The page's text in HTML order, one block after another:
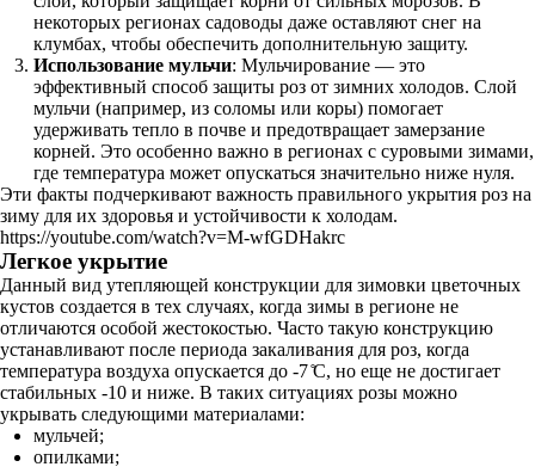
некоторых регионах садоводы даже оставляют снег на
клумбах, чтобы обеспечить дополнительную защиту.
Использование мульчи: Мульчирование — это
эффективный способ защиты роз от зимних холодов. Слой
мульчи (например, из соломы или коры) помогает
удерживать тепло в почве и предотвращает замерзание
корней. Это особенно важно в регионах с суровыми зимами,
где температура может опускаться значительно ниже нуля.
Эти факты подчеркивают важность правильного укрытия роз на
зиму для их здоровья и устойчивости к холодам.
https://youtube.com/watch?v=M-wfGDHakrc
Легкое укрытие
Данный вид утепляющей конструкции для зимовки цветочных
кустов создается в тех случаях, когда зимы в регионе не
отличаются особой жестокостью. Часто такую конструкцию
устанавливают после периода закаливания для роз, когда
температура воздуха опускается до -7 ̊С, но еще не достигает
стабильных -10 и ниже. В таких ситуациях розы можно
укрывать следующими материалами:
мульчей;
опилками;